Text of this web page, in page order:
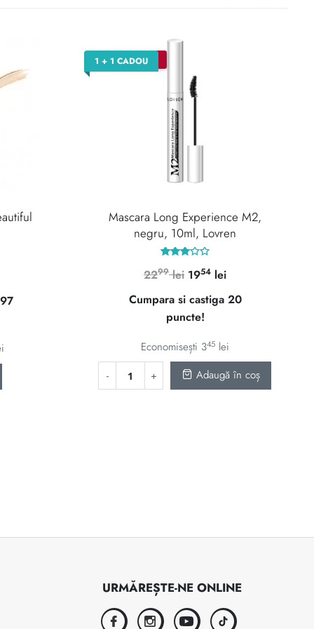
curent
–15%
1 + 1 CADOU
Mascara Long Experience M2,
negru, 10ml, Lovren
la
3.00
2299 lei Prețul
inițial
a
fost:
2299 lei.
1954 leiPrețul
curent
este:
Cumpara si castiga 20
puncte!
Economisești 345 lei
Adaugă în coș
URMĂREȘTE-NE ONLINE
facebookinstagramyoutubetiktok